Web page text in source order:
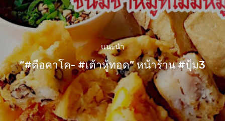
แนะนำ
“#ตือคาโค- #เต้าหู้ทอด” หน้าร้าน #ปุ้ม3